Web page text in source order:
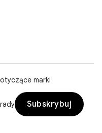
marki
Subskrybuj